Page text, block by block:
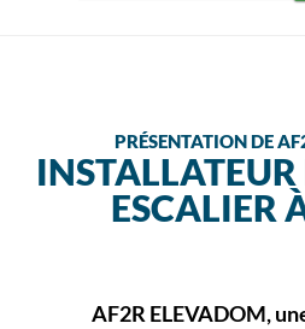
PRÉSENTATION DE
ESCALIER
AF2R ELEVADOM,